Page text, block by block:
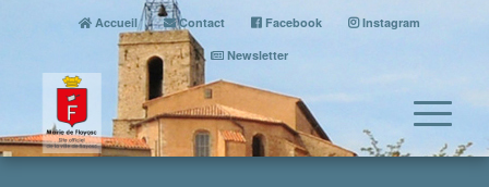
Accueil Contact Facebook
Instagram
Newsletter